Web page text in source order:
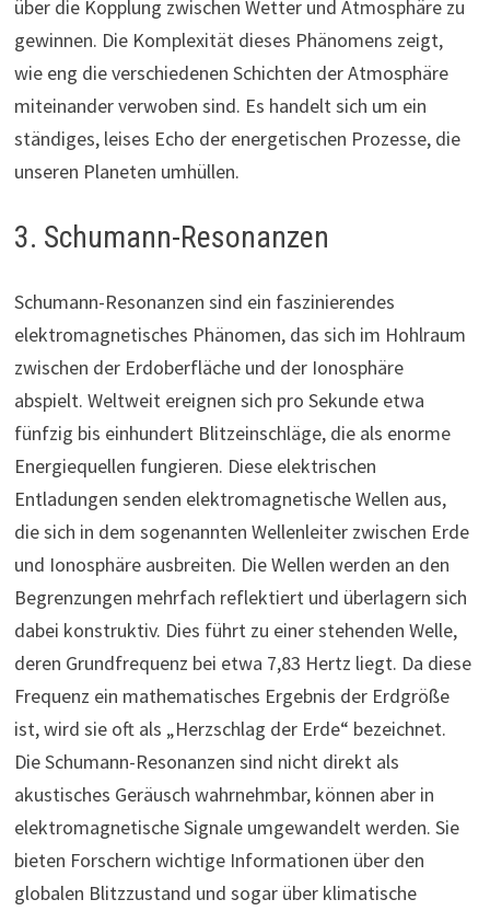
über die Kopplung zwischen Wetter und Atmosphäre zu
gewinnen. Die Komplexität dieses Phänomens zeigt,
wie eng die verschiedenen Schichten der Atmosphäre
miteinander verwoben sind. Es handelt sich um ein
ständiges, leises Echo der energetischen Prozesse, die
unseren Planeten umhüllen.
3. Schumann-Resonanzen
Schumann-Resonanzen sind ein faszinierendes
elektromagnetisches Phänomen, das sich im Hohlraum
zwischen der Erdoberfläche und der Ionosphäre
abspielt. Weltweit ereignen sich pro Sekunde etwa
fünfzig bis einhundert Blitzeinschläge, die als enorme
Energiequellen fungieren. Diese elektrischen
Entladungen senden elektromagnetische Wellen aus,
die sich in dem sogenannten Wellenleiter zwischen Erde
und Ionosphäre ausbreiten. Die Wellen werden an den
Begrenzungen mehrfach reflektiert und überlagern sich
dabei konstruktiv. Dies führt zu einer stehenden Welle,
deren Grundfrequenz bei etwa 7,83 Hertz liegt. Da diese
Frequenz ein mathematisches Ergebnis der Erdgröße
ist, wird sie oft als „Herzschlag der Erde“ bezeichnet.
Die Schumann-Resonanzen sind nicht direkt als
akustisches Geräusch wahrnehmbar, können aber in
elektromagnetische Signale umgewandelt werden. Sie
bieten Forschern wichtige Informationen über den
globalen Blitzzustand und sogar über klimatische